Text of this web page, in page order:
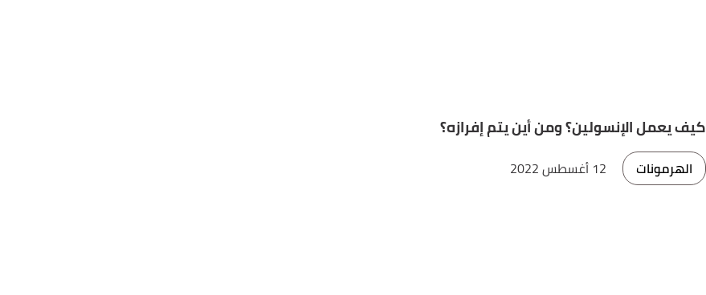
كيف يعمل الإنسولين؟ ومن أين يتم إفرازه؟
الهرمونات 12 أغسطس 2022